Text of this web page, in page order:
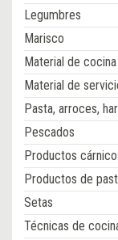
Legumbres
Marisco
Material de
Material de
Pasta, arroces,
Pescados
Productos
Productos de
Setas
Técnicas de